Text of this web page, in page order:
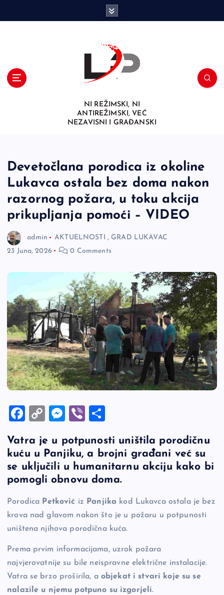
NI REŽIMSKI, NI
ANTIREŽIMSKI, VEĆ
NEZAVISNI I GRAĐANSKI
Devetočlana porodica iz okoline
Lukavca ostala bez doma nakon
razornog požara, u toku akcija
prikupljanja pomoći – VIDEO
admin AKTUELNOSTI , GRAD LUKAVAC
23 Juna, 2026
0 Comments
F
c
e
b
o
o
k
C
p
y
Li
n
k
M
se
n
g
Vi
er ar
e
Vatra je u potpunosti uništila porodičnu
kuću u Panjiku, a brojni građani već su
se uključili u humanitarnu akciju kako bi
pomogli obnovu doma.
Porodica Petković iz Panjika kod Lukavca ostala je bez
krova nad glavom nakon što je u požaru u potpunosti
uništena njihova porodična kuća.
Prema prvim informacijama, uzrok požara
najvjerovatnije su bile neispravne električne instalacije.
Vatra se brzo proširila, a objekat i stvari koje su se
nalazile u njemu potpuno su izgorjeli.